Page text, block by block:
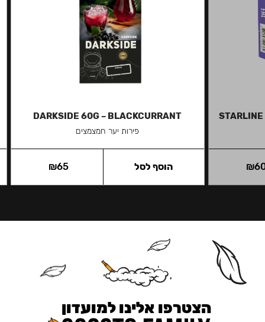
₪
DARKSIDE 60G – BLACKCURRANT
פירות יער חמצמצים
₪65 הוסף לסל
הצטרפו אלינו למועדון